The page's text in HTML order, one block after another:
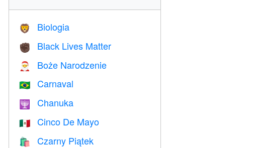
🦁 Biologia
✊🏿 Black Lives Matter
🎅 Boże Narodzenie
🇧🇷 Carnaval
🕎 Chanuka
🇲🇽 Cinco De Mayo
🛍 Czarny Piątek